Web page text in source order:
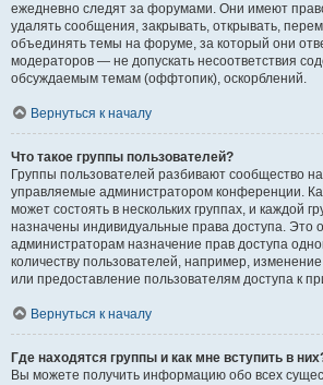
ежедневно следят за форумами. Они имеют
удалять сообщения, закрывать, открывать,
объединять темы на форуме, за который они
модераторов — не допускать несоответствия
обсуждаемым темам (оффтопик), оскорблений.
Вернуться к началу
Что такое группы пользователей?
Группы пользователей разбивают сообщество
управляемые администратором конференции.
может состоять в нескольких группах, и каждой
назначены индивидуальные права доступа. Это
администраторам назначение прав доступа
количеству пользователей, например,
или предоставление пользователям доступа к
Вернуться к началу
Где находятся группы и как мне вступить в
Вы можете получить информацию обо всех